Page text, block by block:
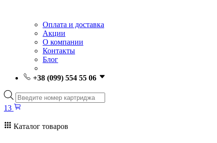
Оплата и доставка
Акции
О компании
Контакты
Блог
+38 (099) 554 55 06
Поиск
товаров
13
Каталог товаров